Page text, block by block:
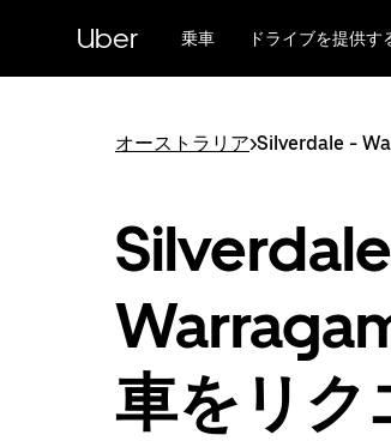
Uber 乗車 ドライブを提供す
オーストラリア>Silverdale -
車をリク